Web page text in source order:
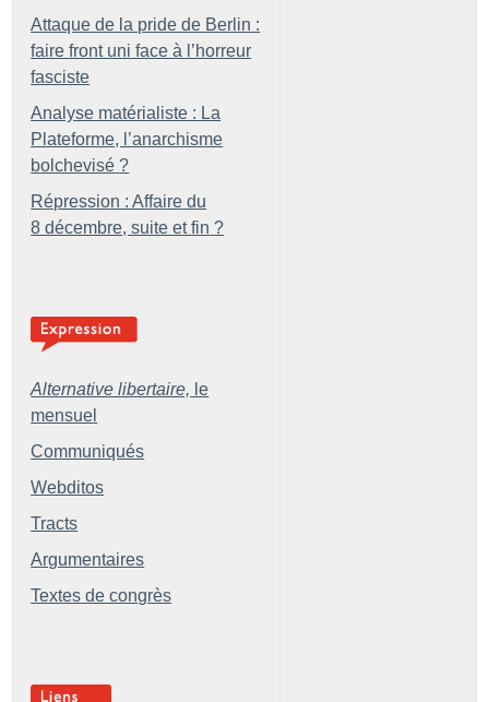
Attaque de la pride de Berlin :
faire front uni face à l’horreur
fasciste
Analyse matérialiste : La
Plateforme, l’anarchisme
bolchevisé ?
Répression : Affaire du
8 décembre, suite et fin ?
Alternative libertaire, le
mensuel
Communiqués
Webditos
Tracts
Argumentaires
Textes de congrès